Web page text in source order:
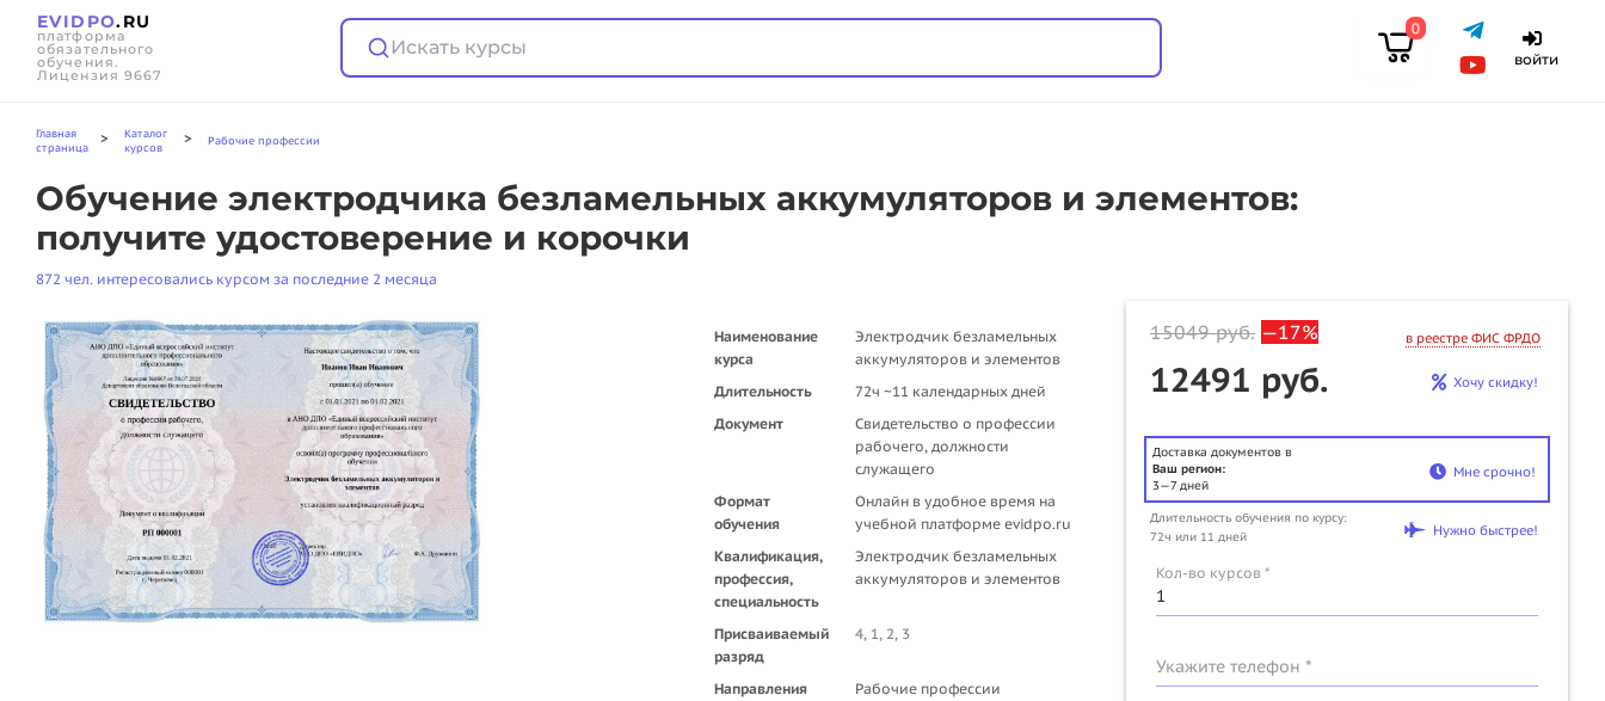
EVIDPO.RU
платформа
обязательного
обучения.
Лицензия 9667
Искать курсы
0
войти
Главная
страница
>
Каталог
курсов
> Рабочие профессии
Обучение электродчика безламельных аккумуляторов и элементов:
получите удостоверение и корочки
872 чел. интересовались курсом за последние 2 месяца
Наименование
курса
Электродчик безламельных
аккумуляторов и элементов
Длительность
72ч ~11 календарных дней
Документ
Свидетельство о профессии
рабочего, должности
служащего
Формат
обучения
Онлайн в удобное время на
учебной платформе evidpo.ru
Квалификация,
профессия,
специальность
Электродчик безламельных
аккумуляторов и элементов
Присваиваемый
разряд
4, 1, 2, 3
Направления
Рабочие профессии
15049руб. —17% в реестре ФИС ФРДО
12491 руб. Хочу скидку!
Доставка документов в
Ваш регион:
3—7 дней
Мне срочно!
Длительность обучения по курсу:
72ч или 11 дней
Нужно быстрее!
Кол-во курсов *
Укажите телефон *